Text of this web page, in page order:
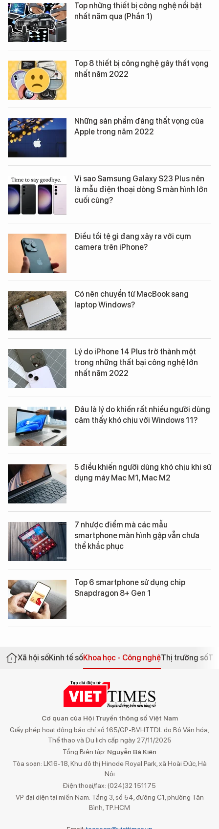
Top những thiết bị công nghệ nổi bật
nhất năm qua (Phần 1)
Top 8 thiết bị công nghệ gây thất vọng
nhất năm 2022
Những sản phẩm đáng thất vọng của
Apple trong năm 2022
Vì sao Samsung Galaxy S23 Plus nên
là mẫu điện thoại dòng S màn hình lớn
cuối cùng?
Điều tồi tệ gì đang xảy ra với cụm
camera trên iPhone?
Có nên chuyển từ MacBook sang
laptop Windows?
Lý do iPhone 14 Plus trở thành một
trong những thất bại công nghệ lớn
nhất năm 2022
Đâu là lý do khiến rất nhiều người dùng
cảm thấy khó chịu với Windows 11?
5 điều khiến người dùng khó chịu khi sử
dụng máy Mac M1, Mac M2
7 nhược điểm mà các mẫu
smartphone màn hình gập vẫn chưa
thể khắc phục
Top 6 smartphone sử dụng chip
Snapdragon 8+ Gen 1
Xã hội sốKinh tế sốKhoa học - Công nghệThị trường số
Cơ quan của Hội Truyền thông số Việt Nam
Giấy phép hoạt động báo chí số 165/GP-BVHTTDL do Bộ Văn hóa,
Thể thao và Du lịch cấp ngày 27/11/2025
Tổng Biên tập: Nguyễn Bá Kiên
Tòa soạn: LK16-18, Khu đô thị Hinode Royal Park, xã Hoài Đức, Hà
Nội
Điện thoại/fax: (024)32 151175
VP đại diện tại miền Nam: Tầng 3, số 54, đường C1, phường Tân
Bình, TP.HCM